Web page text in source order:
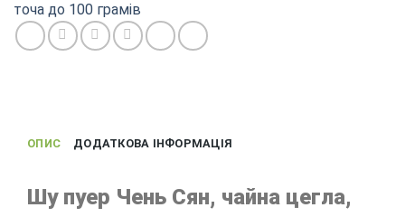
Чень
Сян,
кількість
точа до 100 грамів
ОПИС ДОДАТКОВА ІНФОРМАЦІЯ
Шу пуер Чень Сян, чайна цегла,